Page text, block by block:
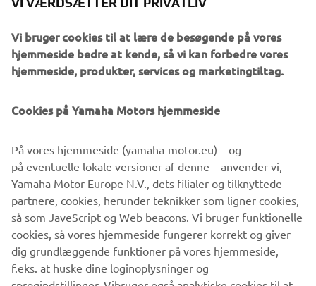
SIGN UP TO STAY INFORMED
Efternavn
Telefonnummer
SEND
Vi bruger cookies til at lære de besøgende på vores
hjemmeside bedre at kende, så vi kan forbedre vores
hjemmeside, produkter, services og marketingtiltag.
Cookies på Yamaha Motors hjemmeside
På vores hjemmeside (yamaha-motor.eu) – og
på eventuelle lokale versioner af denne – anvender vi,
Yamaha Motor Europe N.V., dets filialer og tilknyttede
partnere, cookies, herunder teknikker som ligner cookies,
så som JaveScript og Web beacons. Vi bruger funktionelle
cookies, så vores hjemmeside fungerer korrekt og giver
dig grundlæggende funktioner på vores hjemmeside,
f.eks. at huske dine loginoplysninger og